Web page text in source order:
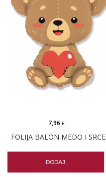
FOLIJA BALON MEDO I SRCE
7,96€
DODAJ